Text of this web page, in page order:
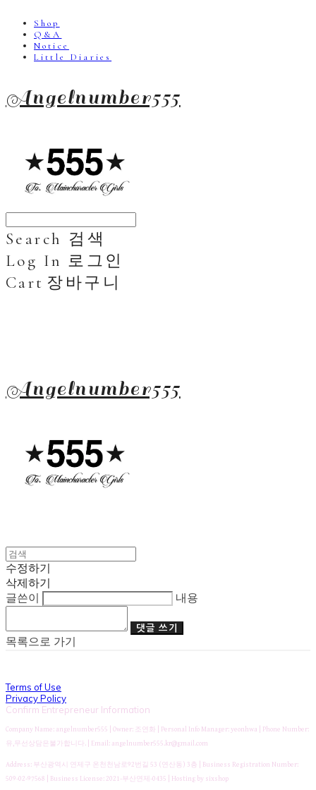
Shop
Q&A
Notice
Little Diaries
Angelnumber555
Search 검색
Log In 로그인
Cart 장바구니
Angelnumber555
수정하기
삭제하기
글쓴이
내용
댓글 쓰기
목록으로 가기
Terms of Use
Privacy Policy
Confirm Entrepreneur Information
Company Name: angelnumber555 | Owner: 조연화 | Personal Info Manager: yeonhwa | Phone Number:
유,무선상담은불가합니다. | Email: angelnumber555.kr@gmail.com
Address: 부산광역시 연제구 온천천남로92번길 53 (연산동) 3층 | Business Registration Number:
509-02-97568 | Business License:2021-부산연제-0435 | Hosting by sixshop